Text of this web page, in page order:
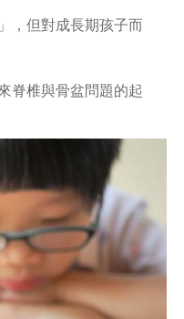
，但對成長期孩子而
脊椎與骨盆問題的起